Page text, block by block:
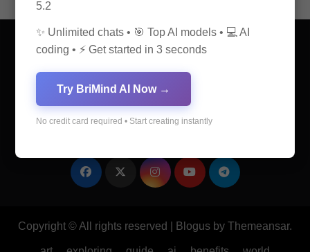
AI Discovery Hub
Anticipate Insightful Articles That Educate and Inspire
Copyright © All rights reserved Blogus by Themeansar.
5.2
✨ Unlimited chats • 🎯 Top AI models • 💻 AI
coding • ⚡ Get started in 3 seconds
Try BriMind AI Now →
No credit card required • Start creating instantly